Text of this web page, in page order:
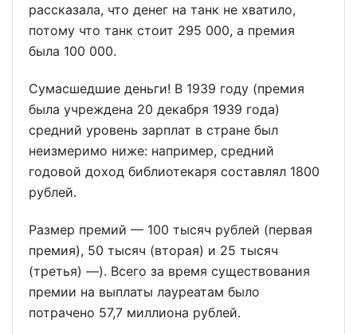
рассказала, что денег на танк не хватило,
потому что танк стоит 295 000, а премия
была 100 000.
Сумасшедшие деньги! В 1939 году (премия
была учреждена 20 декабря 1939 года)
средний уровень зарплат в стране был
неизмеримо ниже: например, средний
годовой доход библиотекаря составлял 1800
рублей.
Размер премий — 100 тысяч рублей (первая
премия), 50 тысяч (вторая) и 25 тысяч
(третья) —). Всего за время существования
премии на выплаты лауреатам было
потрачено 57,7 миллиона рублей.